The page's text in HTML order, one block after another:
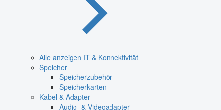
Alle anzeigen IT & Konnektivität
Speicher
Speicherzubehör
Speicherkarten
Kabel & Adapter
Audio- & Videoadapter